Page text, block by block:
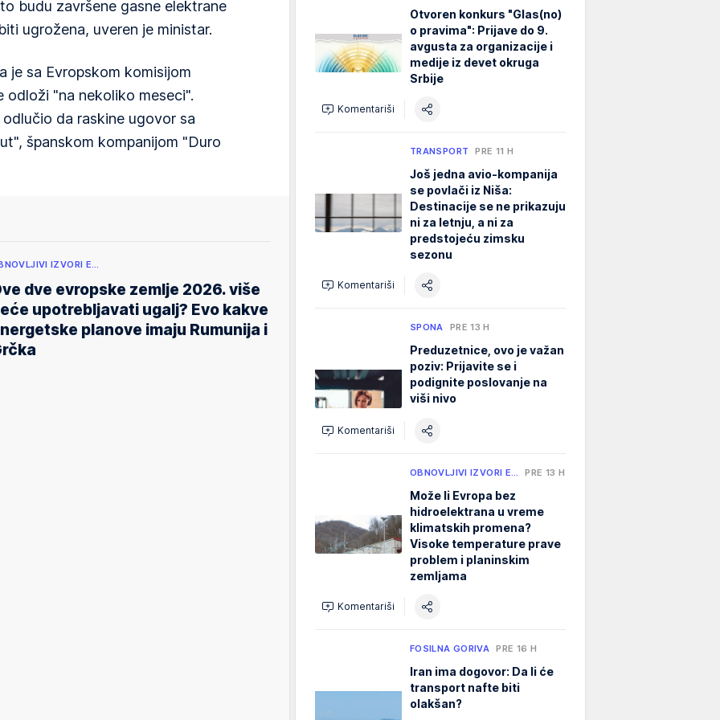
budu završene gasne elektrane
ugrožena, uveren je ministar.
je sa Evropskom komisijom
odloži "na nekoliko meseci".
da raskine ugovor sa
španskom kompanijom "Duro
IZVORI E…
dve evropske zemlje 2026. više
upotrebljavati ugalj? Evo kakve
planove imaju Rumunija i
Otvoren konkurs "Glas(no)
o pravima": Prijave do 9.
avgusta za organizacije i
medije iz devet okruga
Srbije
Komentariši
TRANSPORT PRE 11 H
Još jedna avio-kompanija
se povlači iz Niša:
Destinacije se ne prikazuju
ni za letnju, a ni za
predstojeću zimsku
sezonu
Komentariši
SPONA PRE 13 H
Preduzetnice, ovo je važan
poziv: Prijavite se i
podignite poslovanje na
viši nivo
Komentariši
OBNOVLJIVI IZVORI E… PRE 13 H
Može li Evropa bez
hidroelektrana u vreme
klimatskih promena?
Visoke temperature prave
problem i planinskim
zemljama
Komentariši
FOSILNA GORIVA PRE 16 H
Iran ima dogovor: Da li će
transport nafte biti
olakšan?